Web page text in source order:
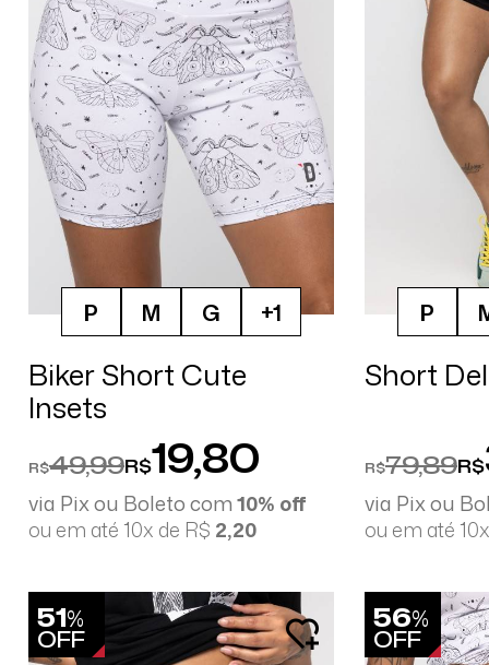
P M G +1
Biker Short Cute
Insets
R$49,99R$19,80
via Pix ou Boleto com10% off
ou em até 10x de R$ 2,20
P
Short
R$79,89R$
via Pix ou
ou em até
51%
OFF
56%
OFF